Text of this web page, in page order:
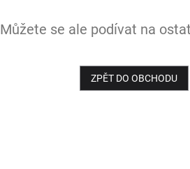
Můžete se ale podívat na
ZPĚT DO OBCHODU